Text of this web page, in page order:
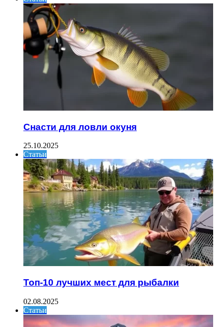
Снасти для ловли окуня
25.10.2025
Статьи
Топ-10 лучших мест для рыбалки
02.08.2025
Статьи